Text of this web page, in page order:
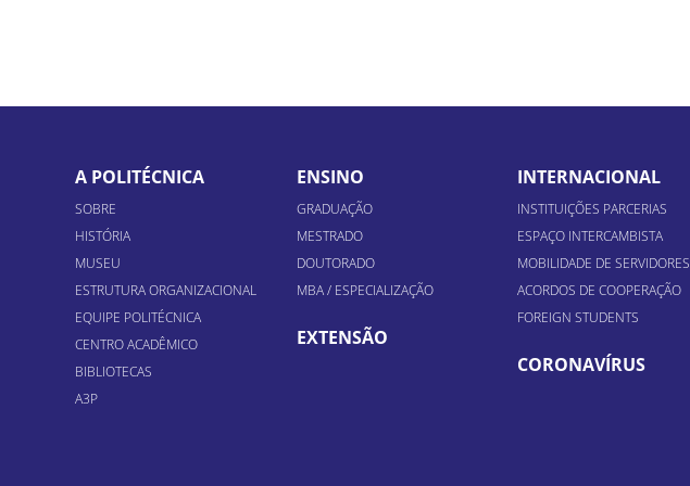
A POLITÉCNICA
SOBRE
HISTÓRIA
MUSEU
ESTRUTURA ORGANIZACIONAL
EQUIPE POLITÉCNICA
CENTRO ACADÊMICO
BIBLIOTECAS
A3P
ENSINO
GRADUAÇÃO
MESTRADO
DOUTORADO
MBA / ESPECIALIZAÇÃO
EXTENSÃO
INTERNACIONAL
INSTITUIÇÕES PARCERIAS
ESPAÇO INTERCAMBISTA
MOBILIDADE DE SERVIDORES
ACORDOS DE COOPERAÇÃO
FOREIGN STUDENTS
CORONAVÍRUS